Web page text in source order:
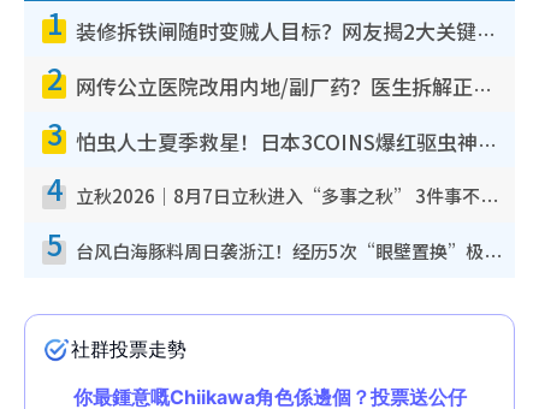
1 装修拆铁闸随时变贼人目标？网友揭2大关键用途：装新款等于白装？附新旧铁闸分别
2 网传公立医院改用内地/副厂药？医生拆解正副厂分别，揭4类人换药随时出事
3 怕虫人士夏季救星！日本3COINS爆红驱虫神器$45起 1招“全程免触碰”轻松搞定小强
4 立秋2026｜8月7日立秋进入“多事之秋” 3件事不可做！专家教6招开运 清杂物／钱包纳气接好运
5 台风白海豚料周日袭浙江！经历5次“眼壁置换”极罕见 成登陆内地最长途台风